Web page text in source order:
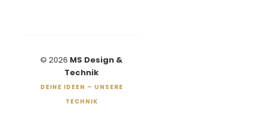
© 2026 MS Design &
Technik
DEINE IDEEN – UNSERE
TECHNIK